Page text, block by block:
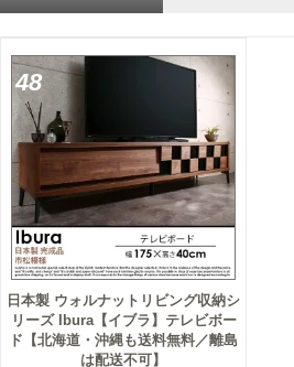
48
日本製 ウォルナットリビング収納シ
リーズ Ibura【イブラ】テレビボー
ド【北海道・沖縄も送料無料／離島
は配送不可】